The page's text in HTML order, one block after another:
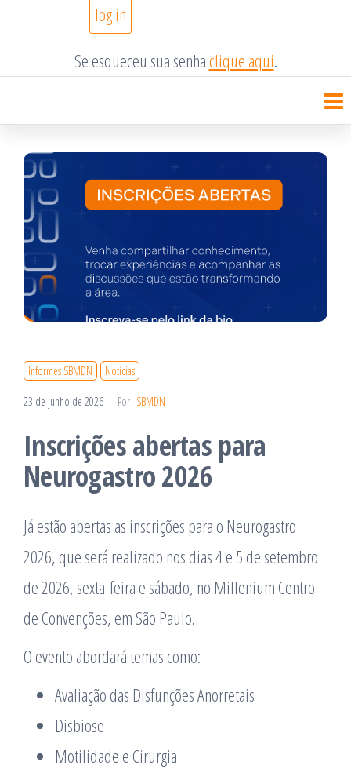
Se esqueceu sua senhaclique aqui.
Informes SBMDN Notícias
23 de junho de 2026 Por SBMDN
Inscrições abertas para
Neurogastro 2026
Já estão abertas as inscrições para o Neurogastro
2026, que será realizado nos dias 4 e 5 de setembro
de 2026, sexta-feira e sábado, no Millenium Centro
de Convenções, em São Paulo.
O evento abordará temas como:
Avaliação das Disfunções Anorretais
Disbiose
Motilidade e Cirurgia